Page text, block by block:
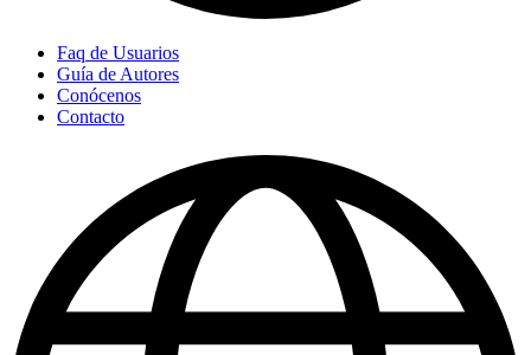
Faq de Usuarios
Guía de Autores
Conócenos
Contacto